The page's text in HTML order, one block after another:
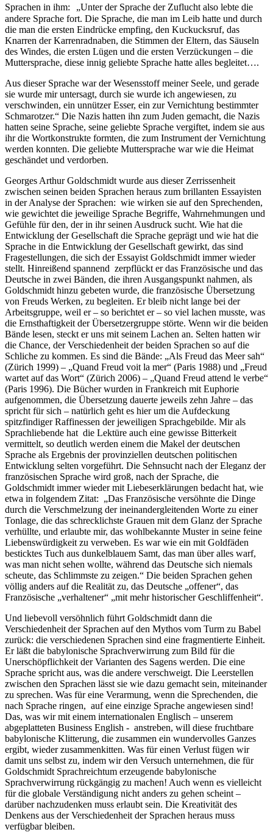
Sprachen in ihm: „Unter der Sprache der Zuflucht also lebte die
andere Sprache fort. Die Sprache, die man im Leib hatte und durch
die man die ersten Eindrücke empfing, den Kuckucksruf, das
Knarren der Karrenradnaben, die Stimmen der Eltern, das Säuseln
des Windes, die ersten Lügen und die ersten Verzückungen – die
Muttersprache, diese innig geliebte Sprache hatte alles begleitet….
Aus dieser Sprache war der Wesensstoff meiner Seele, und gerade
sie wurde mir untersagt, durch sie wurde ich angewiesen, zu
verschwinden, ein unnützer Esser, ein zur Vernichtung bestimmter
Schmarotzer.“ Die Nazis hatten ihn zum Juden gemacht, die Nazis
hatten seine Sprache, seine geliebte Sprache vergiftet, indem sie aus
ihr die Wortkonstrukte formten, die zum Instrument der Vernichtung
werden konnten. Die geliebte Muttersprache war wie die Heimat
geschändet und verdorben.
Georges Arthur Goldschmidt wurde aus dieser Zerrissenheit
zwischen seinen beiden Sprachen heraus zum brillanten Essayisten
in der Analyse der Sprachen: wie wirken sie auf den Sprechenden,
wie gewichtet die jeweilige Sprache Begriffe, Wahrnehmungen und
Gefühle für den, der in ihr seinen Ausdruck sucht. Wie hat die
Entwicklung der Gesellschaft die Sprache geprägt und wie hat die
Sprache in die Entwicklung der Gesellschaft gewirkt, das sind
Fragestellungen, die sich der Essayist Goldschmidt immer wieder
stellt. Hinreißend spannend zerpflückt er das Französische und das
Deutsche in zwei Bänden, die ihren Ausgangspunkt nahmen, als
Goldschmidt hinzu gebeten wurde, die französische Übersetzung
von Freuds Werken, zu begleiten. Er bleib nicht lange bei der
Arbeitsgruppe, weil er – so berichtet er – so viel lachen musste, was
die Ernsthaftigkeit der Übersetzergruppe störte. Wenn wir die beiden
Bände lesen, steckt er uns mit seinem Lachen an. Selten hatten wir
die Chance, der Verschiedenheit der beiden Sprachen so auf die
Schliche zu kommen. Es sind die Bände: „Als Freud das Meer sah“
(Zürich 1999) – „Quand Freud voit la mer“ (Paris 1988) und „Freud
wartet auf das Wort“ (Zürich 2006) – „Quand Freud attend le verbe“
(Paris 1996). Die Bücher wurden in Frankreich mit Euphorie
aufgenommen, die Übersetzung dauerte jeweils zehn Jahre – das
spricht für sich – natürlich geht es hier um die Aufdeckung
spitzfindiger Raffinessen der jeweiligen Sprachgebilde. Mir als
Sprachliebende hat die Lektüre auch eine gewisse Bitterkeit
vermittelt, so deutlich werden einem die Makel der deutschen
Sprache als Ergebnis der provinziellen deutschen politischen
Entwicklung selten vorgeführt. Die Sehnsucht nach der Eleganz der
französischen Sprache wird groß, nach der Sprache, die
Goldschmidt immer wieder mit Liebeserklärungen bedacht hat, wie
etwa in folgendem Zitat: „Das Französische versöhnte die Dinge
durch die Verschmelzung der ineinandergleitenden Worte zu einer
Tonlage, die das schrecklichste Grauen mit dem Glanz der Sprache
verhüllte, und erlaubte mir, das wohlbekannte Muster in seine feine
Liebenswürdigkeit zu verweben. Es war wie ein mit Goldfäden
besticktes Tuch aus dunkelblauem Samt, das man über alles warf,
was man nicht sehen wollte, während das Deutsche sich niemals
scheute, das Schlimmste zu zeigen.“ Die beiden Sprachen gehen
völlig anders auf die Realität zu, das Deutsche „offener“, das
Französische „verhaltener“ „mit mehr historischer Geschliffenheit“.
Und liebevoll versöhnlich führt Goldschmidt dann die
Verschiedenheit der Sprachen auf den Mythos vom Turm zu Babel
zurück: die verschiedenen Sprachen sind eine fragmentierte Einheit.
Er läßt die babylonische Sprachverwirrung zum Bild für die
Unerschöpflichkeit der Varianten des Sagens werden. Die eine
Sprache spricht aus, was die andere verschweigt. Die Leerstellen
zwischen den Sprachen lässt sie wie dazu gemacht sein, miteinander
zu sprechen. Was für eine Verarmung, wenn die Sprechenden, die
nach Sprache ringen, auf eine einzige Sprache angewiesen sind!
Das, was wir mit einem internationalen Englisch – unserem
abgeplatteten Business English - anstreben, will diese fruchtbare
babylonische Klitterung, die zusammen ein wundervolles Ganzes
ergibt, wieder zusammenkitten. Was für einen Verlust fügen wir
damit uns selbst zu, indem wir den Versuch unternehmen, die für
Goldschmidt Sprachreichtum erzeugende babylonische
Sprachverwirrung rückgängig zu machen! Auch wenn es vielleicht
für die globale Verständigung nicht anders zu gehen scheint –
darüber nachzudenken muss erlaubt sein. Die Kreativität des
Denkens aus der Verschiedenheit der Sprachen heraus muss
verfügbar bleiben.